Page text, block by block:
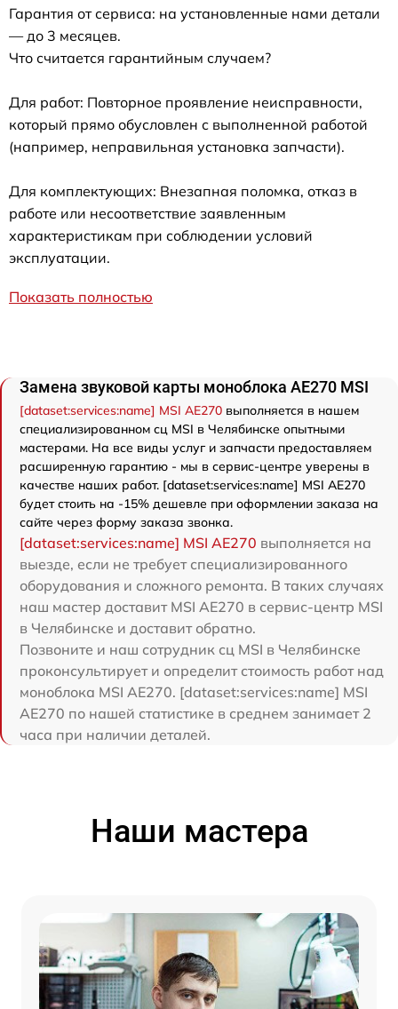
Гарантия от сервиса: на установленные нами детали
— до 3 месяцев.
Что считается гарантийным случаем?
Для работ: Повторное проявление неисправности,
который прямо обусловлен с выполненной работой
(например, неправильная установка запчасти).
Для комплектующих: Внезапная поломка, отказ в
работе или несоответствие заявленным
характеристикам при соблюдении условий
эксплуатации.
Показать полностью
Замена звуковой карты моноблока AE270 MSI
[dataset:services:name] MSI AE270 выполняется в нашем
специализированном сц MSI в Челябинске опытными
мастерами. На все виды услуг и запчасти предоставляем
расширенную гарантию - мы в сервис-центре уверены в
качестве наших работ. [dataset:services:name] MSI AE270
будет стоить на -15% дешевле при оформлении заказа на
сайте через форму заказа звонка.
[dataset:services:name] MSI AE270 выполняется на
выезде, если не требует специализированного
оборудования и сложного ремонта. В таких случаях
наш мастер доставит MSI AE270 в сервис-центр MSI
в Челябинске и доставит обратно.
Позвоните и наш сотрудник сц MSI в Челябинске
проконсультирует и определит стоимость работ над
моноблока MSI AE270. [dataset:services:name] MSI
AE270 по нашей статистике в среднем занимает 2
часа при наличии деталей.
Наши мастера